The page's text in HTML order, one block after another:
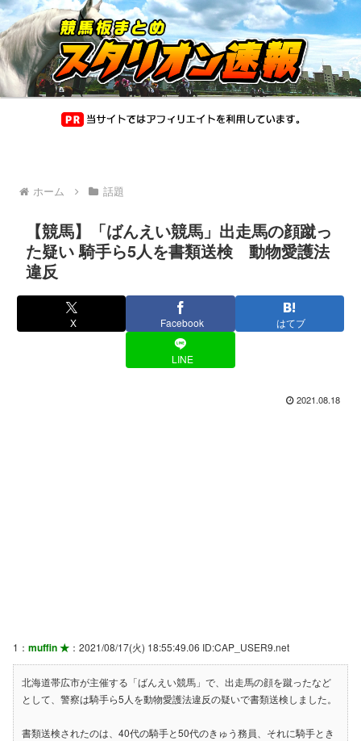
ホーム 話題
【競馬】「ばんえい競馬」出走馬の顔蹴っ
た疑い 騎手ら5人を書類送検 動物愛護法
違反
X Facebook はてブ
LINE
2021.08.18
1： muffin ★ ：2021/08/17(火) 18:55:49.06 ID:CAP_USER9.net
北海道帯広市が主催する「ばんえい競馬」で、出走馬の顔を蹴ったなど
として、警察は騎手ら5人を動物愛護法違反の疑いで書類送検しました。
書類送検されたのは、40代の騎手と50代のきゅう務員、それに騎手とき